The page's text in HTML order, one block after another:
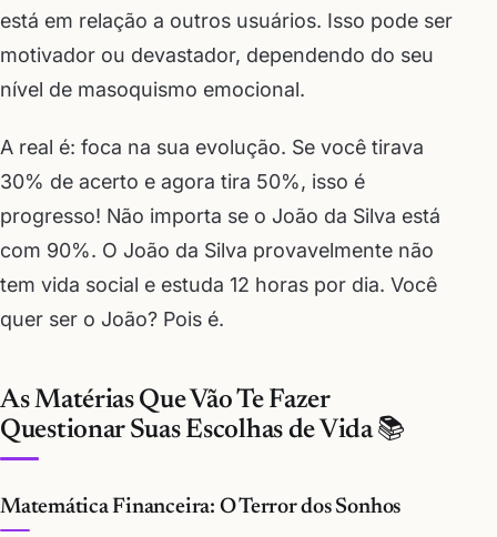
está em relação a outros usuários. Isso pode ser
motivador ou devastador, dependendo do seu
nível de masoquismo emocional.
A real é: foca na sua evolução. Se você tirava
30% de acerto e agora tira 50%, isso é
progresso! Não importa se o João da Silva está
com 90%. O João da Silva provavelmente não
tem vida social e estuda 12 horas por dia. Você
quer ser o João? Pois é.
As Matérias Que Vão Te Fazer
Questionar Suas Escolhas de Vida 📚
Matemática Financeira: O Terror dos Sonhos